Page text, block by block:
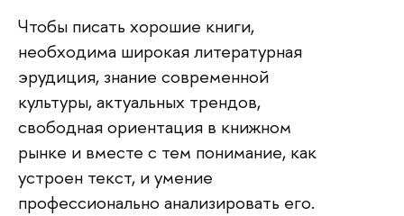
Чтобы писать хорошие книги,
необходима широкая литературная
эрудиция, знание современной
культуры, актуальных трендов,
свободная ориентация в книжном
рынке и вместе с тем понимание, как
устроен текст, и умение
профессионально анализировать его.